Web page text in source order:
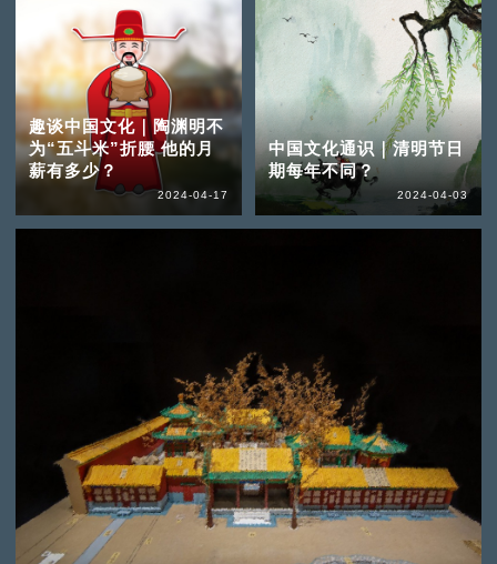
趣谈中国文化｜陶渊明不
为“五斗米”折腰 他的月
薪有多少？
2024-04-17
中国文化通识｜清明节日
期每年不同？
2024-04-03